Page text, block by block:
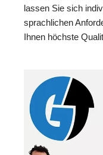
lassen Sie sich
sprachlichen
Ihnen höchste